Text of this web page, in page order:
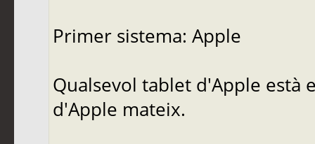
Primer sistema: Apple
Qualsevol tablet d'Apple està
d'Apple mateix.